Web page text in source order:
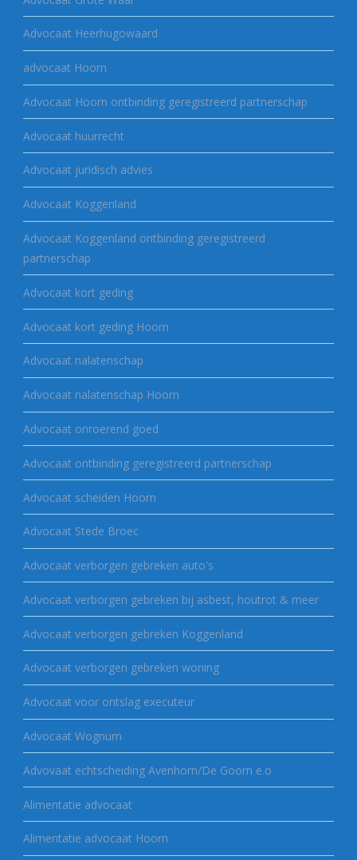
Advocaat Heerhugowaard
advocaat Hoorn
Advocaat Hoorn ontbinding geregistreerd partnerschap
Advocaat huurrecht
Advocaat juridisch advies
Advocaat Koggenland
Advocaat Koggenland ontbinding geregistreerd
partnerschap
Advocaat kort geding
Advocaat kort geding Hoorn
Advocaat nalatenschap
Advocaat nalatenschap Hoorn
Advocaat onroerend goed
Advocaat ontbinding geregistreerd partnerschap
Advocaat scheiden Hoorn
Advocaat Stede Broec
Advocaat verborgen gebreken auto's
Advocaat verborgen gebreken bij asbest, houtrot & meer
Advocaat verborgen gebreken Koggenland
Advocaat verborgen gebreken woning
Advocaat voor ontslag executeur
Advocaat Wognum
Advovaat echtscheiding Avenhorn/De Goorn e.o
Alimentatie advocaat
Alimentatie advocaat Hoorn